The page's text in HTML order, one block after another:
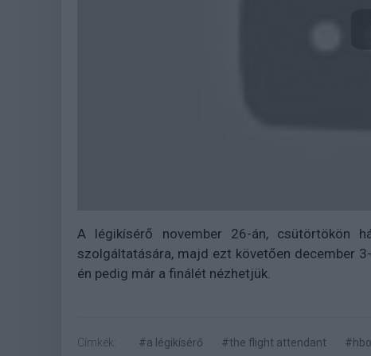
A légikísérő november 26-án, csütörtökön
szolgáltatására, majd ezt követően december
én pedig már a finálét nézhetjük.
Címkék: #a légikísérő #the flight attendant